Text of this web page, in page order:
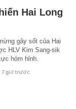
Hai Long
gây sốt của Hai
HLV Kim Sang-sik
hóm hỉnh.
7 giờ trước